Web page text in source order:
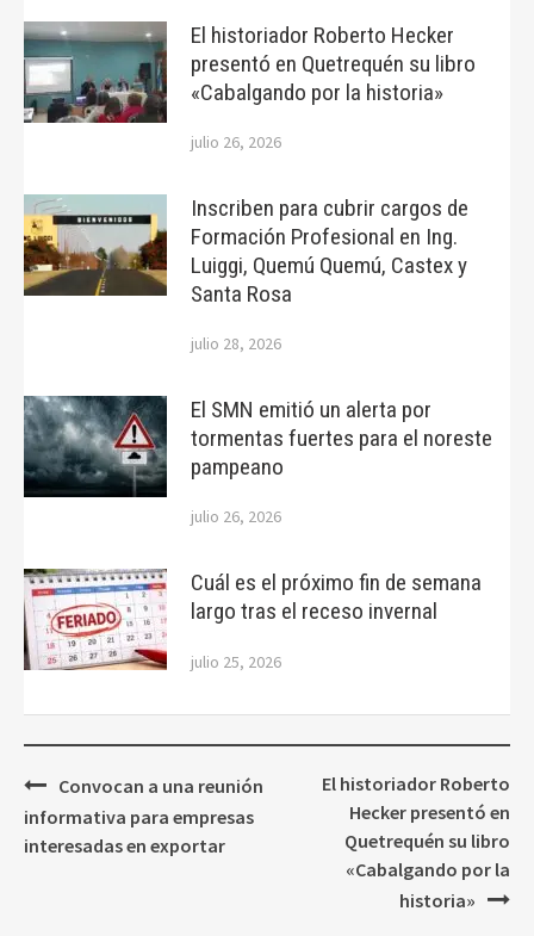
El historiador Roberto Hecker
presentó en Quetrequén su libro
«Cabalgando por la historia»
julio 26, 2026
Inscriben para cubrir cargos de
Formación Profesional en Ing.
Luiggi, Quemú Quemú, Castex y
Santa Rosa
julio 28, 2026
El SMN emitió un alerta por
tormentas fuertes para el noreste
pampeano
julio 26, 2026
Cuál es el próximo fin de semana
largo tras el receso invernal
julio 25, 2026
Navegación
de
entradas
Convocan a una reunión
informativa para empresas
interesadas en exportar
El historiador Roberto
Hecker presentó en
Quetrequén su libro
«Cabalgando por la
historia»